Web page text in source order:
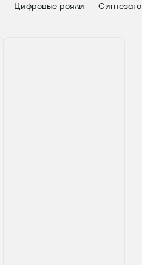
Цифровые рояли